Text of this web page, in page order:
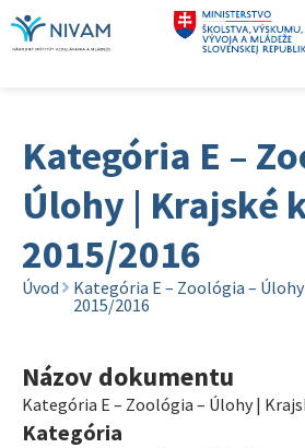
Kategória E –
Úlohy | Krajské
2015/2016
Úvod
Kategória E – Zoológia –
2015/2016
Názov dokumentu
Kategória E – Zoológia – Úlohy |
Kategória